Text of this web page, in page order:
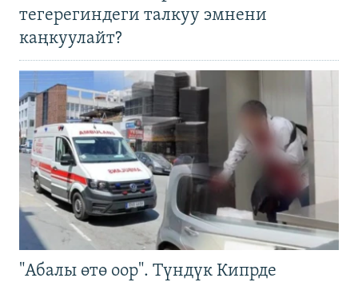
тегерегиндеги талкуу эмнени
каңкуулайт?
"Абалы өтө оор". Түндүк Кипрде